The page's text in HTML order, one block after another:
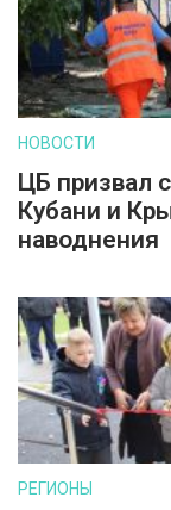
НОВОСТИ
ЦБ призвал
Кубани и
наводнения
РЕГИОНЫ